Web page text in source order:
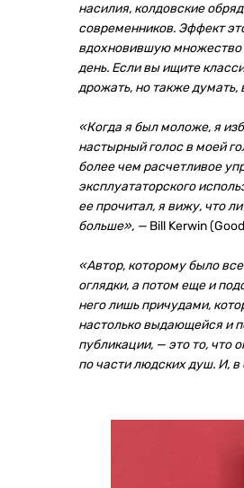
насилия, колдовские
современников. Эффект
вдохновившую множество
день. Если вы ищите
дрожать, но также
«Когда я был моложе, я
настырный голос в моей
более чем расчетливое
эксплуататорского
ее прочитал, я вижу, что
больше», — Bill Kerwin
«Автор, которому было
оглядки, а потом еще и
него лишь причудами,
настолько выдающейся и
публикации, — это то, что
по части людских душ. И, в